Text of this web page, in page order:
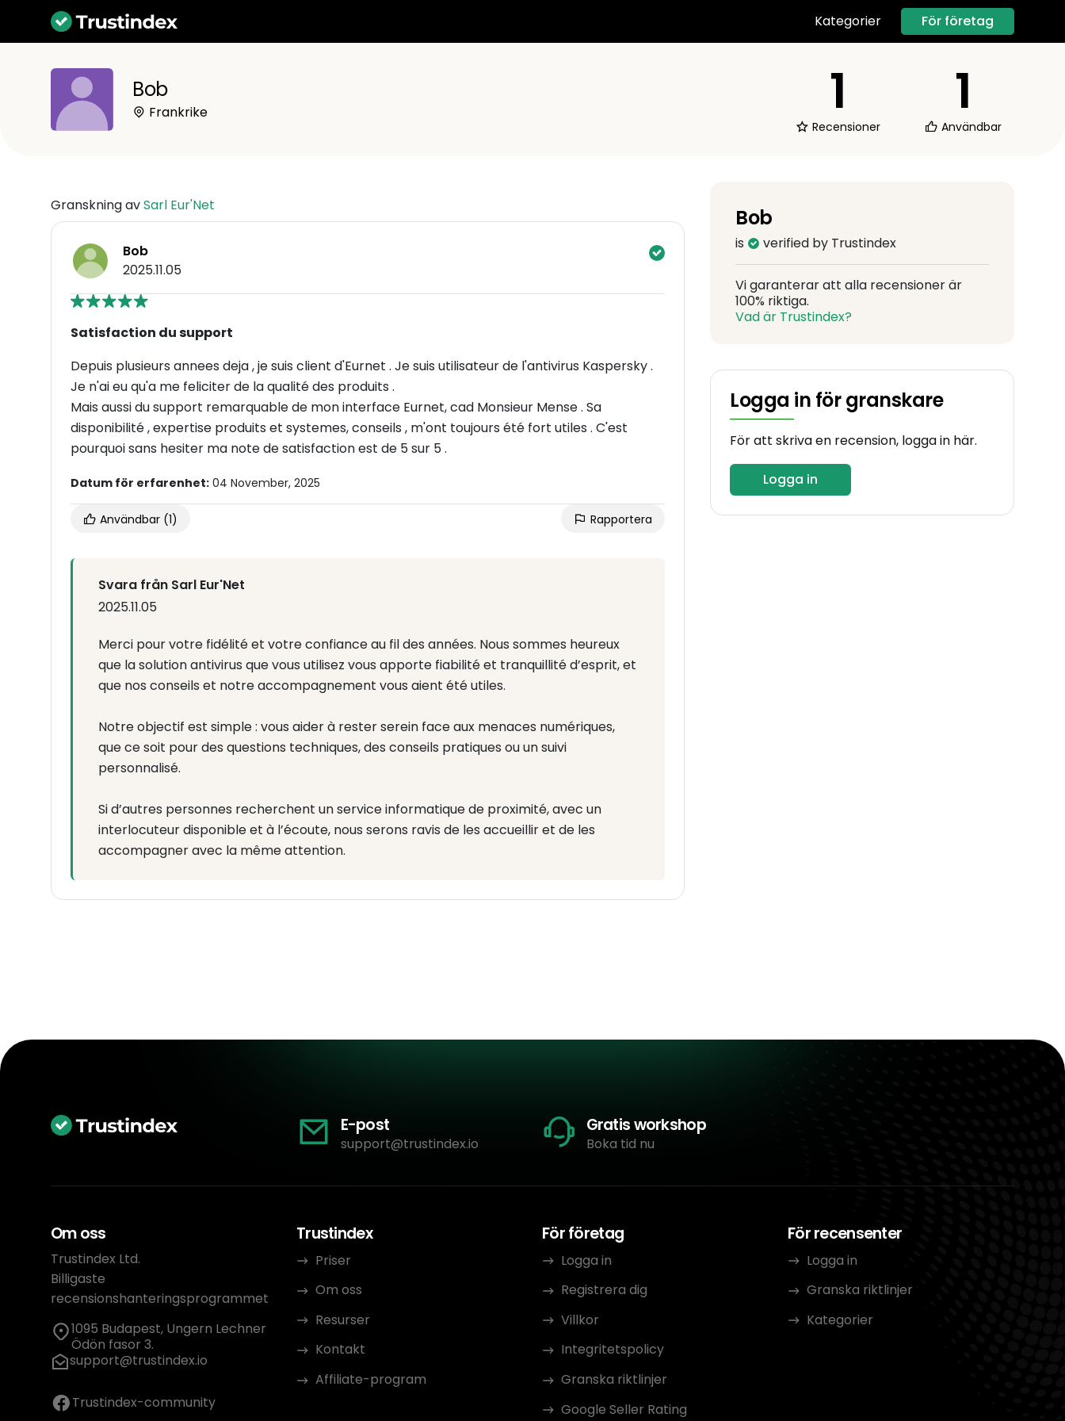
Kategorier För företag
Bob
Frankrike 1
Recensioner
1
Användbar
Granskning avSarl Eur'Net
Bob
2025.11.05
Satisfaction du support
Depuis plusieurs annees deja , je suis client d'Eurnet . Je suis utilisateur de l'antivirus Kaspersky .
Je n'ai eu qu'a me feliciter de la qualité des produits .
Mais aussi du support remarquable de mon interface Eurnet, cad Monsieur Mense . Sa
disponibilité , expertise produits et systemes, conseils , m'ont toujours été fort utiles . C'est
pourquoi sans hesiter ma note de satisfaction est de 5 sur 5 .
Datum för erfarenhet: 04 November, 2025
Användbar (1) Rapportera
Svara från Sarl Eur'Net
2025.11.05
Merci pour votre fidélité et votre confiance au fil des années. Nous sommes heureux
que la solution antivirus que vous utilisez vous apporte fiabilité et tranquillité d’esprit, et
que nos conseils et notre accompagnement vous aient été utiles.
Notre objectif est simple : vous aider à rester serein face aux menaces numériques,
que ce soit pour des questions techniques, des conseils pratiques ou un suivi
personnalisé.
Si d’autres personnes recherchent un service informatique de proximité, avec un
interlocuteur disponible et à l’écoute, nous serons ravis de les accueillir et de les
accompagner avec la même attention.
Bob
is verified by Trustindex
Vi garanterar att alla recensioner är
100% riktiga.
Vad är Trustindex?
Logga in för granskare
För att skriva en recension, logga in här.
Logga in
E-post
support@trustindex.io
Gratis workshop
Boka tid nu
Om oss
Trustindex Ltd.
Billigaste
recensionshanteringsprogrammet
1095 Budapest, Ungern Lechner
Ödön fasor 3.
support@trustindex.io
Trustindex-community
Trustindex
Priser
Om oss
Resurser
Kontakt
Affiliate-program
För företag
Logga in
Registrera dig
Villkor
Integritetspolicy
Granska riktlinjer
Google Seller Rating
För recensenter
Logga in
Granska riktlinjer
Kategorier